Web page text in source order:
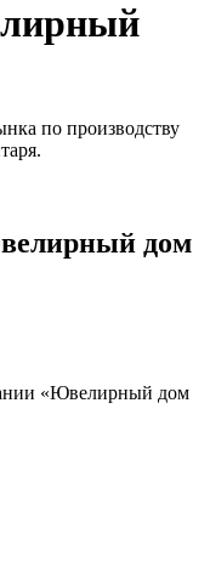
по производству
дом
«Ювелирный дом